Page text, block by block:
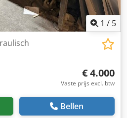
aan de voorkant -
plaatgeleider - 1x vrij
- handleiding
1 / 5
€ 4.000
Vaste prijs excl. btw
Bellen